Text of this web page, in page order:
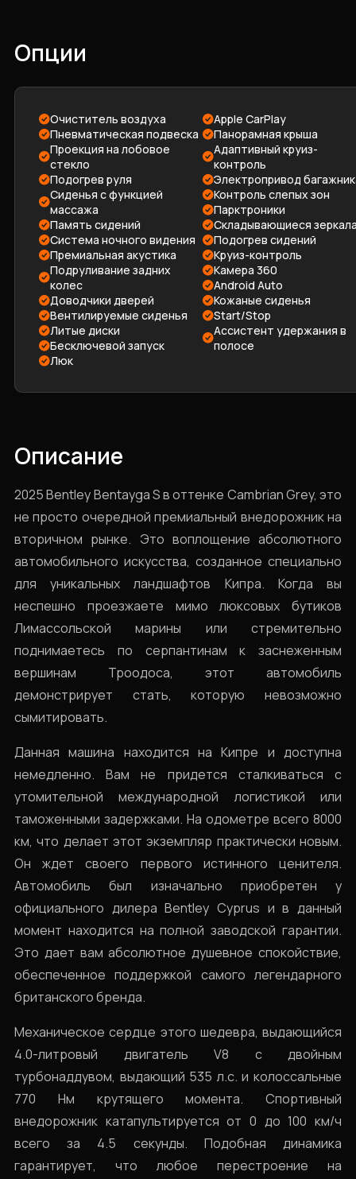
Опции
Очиститель воздуха
Пневматическая подвеска
Проекция на лобовое
стекло
Подогрев руля
Сиденья с функцией
массажа
Память сидений
Система ночного видения
Премиальная акустика
Подруливание задних
колес
Доводчики дверей
Вентилируемые сиденья
Литые диски
Бесключевой запуск
Люк
Apple CarPlay
Панорамная крыша
Адаптивный круиз-
контроль
Электропривод
Контроль слепых зон
Парктроники
Складывающиеся
Подогрев сидений
Круиз-контроль
Камера 360
Android Auto
Кожаные сиденья
Start/Stop
Ассистент удержания в
полосе
Описание
2025 Bentley Bentayga S в оттенке Cambrian Grey, это
не просто очередной премиальный внедорожник на
вторичном рынке. Это воплощение абсолютного
автомобильного искусства, созданное специально
для уникальных ландшафтов Кипра. Когда вы
неспешно проезжаете мимо люксовых бутиков
Лимассольской марины или стремительно
поднимаетесь по серпантинам к заснеженным
вершинам Троодоса, этот автомобиль
демонстрирует стать, которую невозможно
сымитировать.
Данная машина находится на Кипре и доступна
немедленно. Вам не придется сталкиваться с
утомительной международной логистикой или
таможенными задержками. На одометре всего 8000
км, что делает этот экземпляр практически новым.
Он ждет своего первого истинного ценителя.
Автомобиль был изначально приобретен у
официального дилера Bentley Cyprus и в данный
момент находится на полной заводской гарантии.
Это дает вам абсолютное душевное спокойствие,
обеспеченное поддержкой самого легендарного
британского бренда.
Механическое сердце этого шедевра, выдающийся
4.0-литровый двигатель V8 с двойным
турбонаддувом, выдающий 535 л.с. и колоссальные
770 Нм крутящего момента. Спортивный
внедорожник катапультируется от 0 до 100 км/ч
всего за 4.5 секунды. Подобная динамика
гарантирует, что любое перестроение на